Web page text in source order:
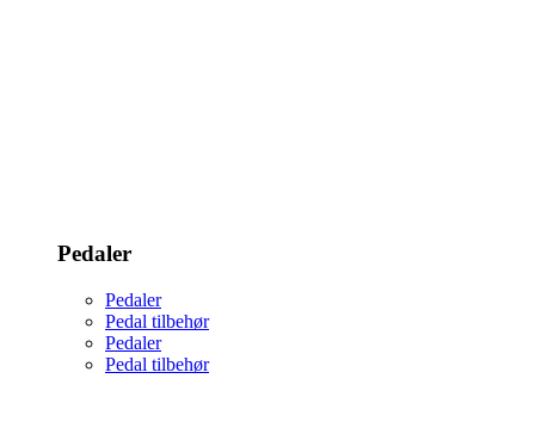
Pedaler
Pedaler
Pedal tilbehør
Pedaler
Pedal tilbehør